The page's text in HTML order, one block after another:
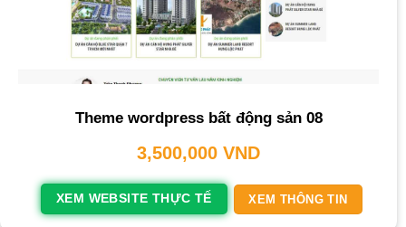
Theme wordpress bất động sản 08
3,500,000 VND
XEM WEBSITE THỰC TẾ XEM THÔNG TIN